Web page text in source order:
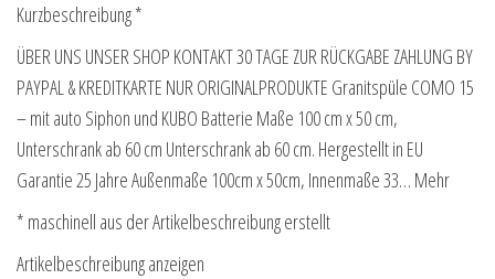
Kurzbeschreibung *
ÜBER UNS UNSER SHOP KONTAKT 30 TAGE ZUR RÜCKGABE ZAHLUNG BY
PAYPAL & KREDITKARTE NUR ORIGINALPRODUKTE Granitspüle COMO 15
– mit auto Siphon und KUBO Batterie Maße 100 cm x 50 cm,
Unterschrank ab 60 cm Unterschrank ab 60 cm. Hergestellt in EU
Garantie 25 Jahre Außenmaße 100cm x 50cm, Innenmaße 33… Mehr
* maschinell aus der Artikelbeschreibung erstellt
Artikelbeschreibung anzeigen